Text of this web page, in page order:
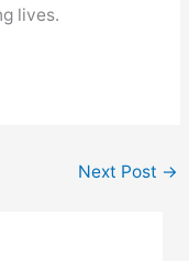
lives.
Next Post →